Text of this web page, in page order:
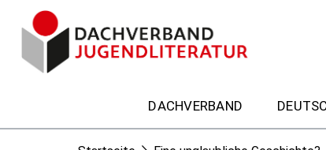
DACHVERBAND